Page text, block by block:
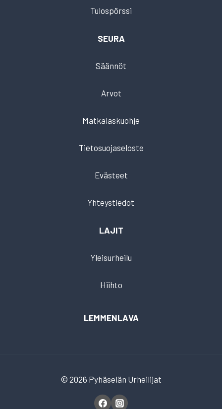
Tulospörssi
SEURA
Säännöt
Arvot
Matkalaskuohje
Tietosuojaseloste
Evästeet
Yhteystiedot
LAJIT
Yleisurheilu
Hiihto
LEMMENLAVA
© 2026 Pyhäselän Urheilijat